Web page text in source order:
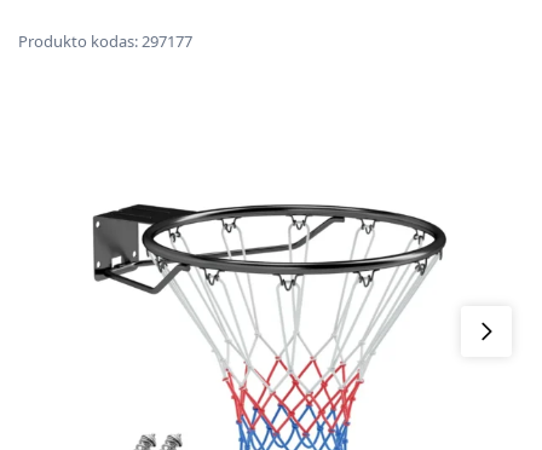
Produkto kodas:297177